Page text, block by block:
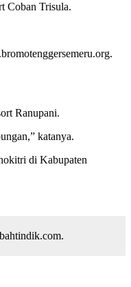
Coban Trisula.
Ranupani.
katanya.
di Kabupaten